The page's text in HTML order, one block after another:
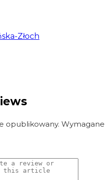
Złoch
opublikowany. Wymagane